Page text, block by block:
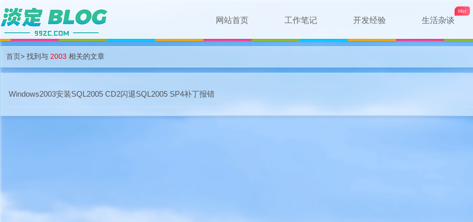
网站首页 工作笔记 开发经验 生活杂谈
首页> 找到与 2003 相关的文章
Windows2003安装SQL2005 CD2闪退SQL2005 SP4补丁报错